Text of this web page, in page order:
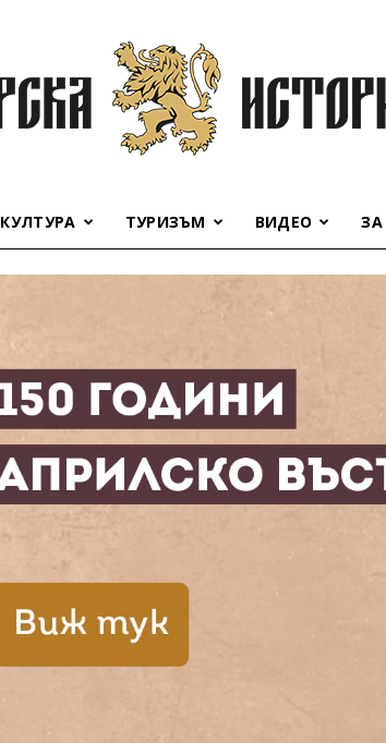
история
КУЛТУРА ТУРИЗЪМ ВИДЕО